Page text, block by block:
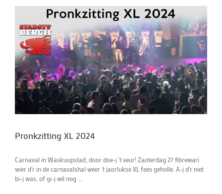
Pronkzitting XL 2024
Carnaval in Waskuupstad, door doe-j 't veur! Zaoterdag 27 fibrewari
wier d'r in de carnavalshal weer 't jaorlukse XL fees geholle. A-j d'r niet
bi-j was, of gi-j wil nog ...